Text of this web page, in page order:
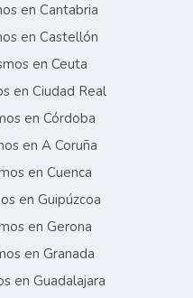
en Cantabria
en Castellón
en Ceuta
en Ciudad Real
en Córdoba
en A Coruña
en Cuenca
en Guipúzcoa
en Gerona
en Granada
en Guadalajara